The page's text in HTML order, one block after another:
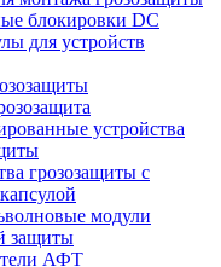
блокировки DC
для устройств
устройства
грозозащиты с
модули
защиты
АФТ